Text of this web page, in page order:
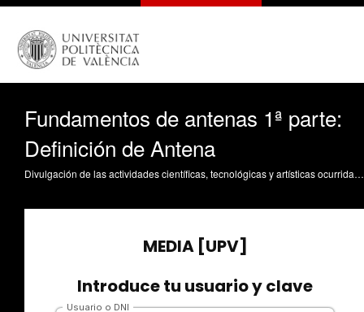
Fundamentos de antenas 1ª parte:
Definición de Antena
Divulgación de las actividades científicas, tecnológicas y artísticas ocurridas en los tres campus de la UPV